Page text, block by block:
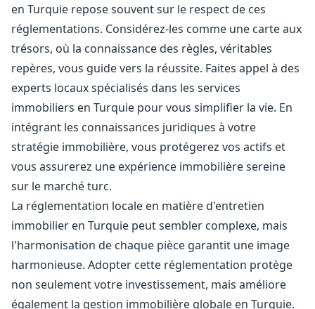
en Turquie repose souvent sur le respect de ces
réglementations. Considérez-les comme une carte aux
trésors, où la connaissance des règles, véritables
repères, vous guide vers la réussite. Faites appel à des
experts locaux spécialisés dans les services
immobiliers en Turquie pour vous simplifier la vie. En
intégrant les connaissances juridiques à votre
stratégie immobilière, vous protégerez vos actifs et
vous assurerez une expérience immobilière sereine
sur le marché turc.
La réglementation locale en matière d'entretien
immobilier en Turquie peut sembler complexe, mais
l'harmonisation de chaque pièce garantit une image
harmonieuse. Adopter cette réglementation protège
non seulement votre investissement, mais améliore
également la gestion immobilière globale en Turquie.